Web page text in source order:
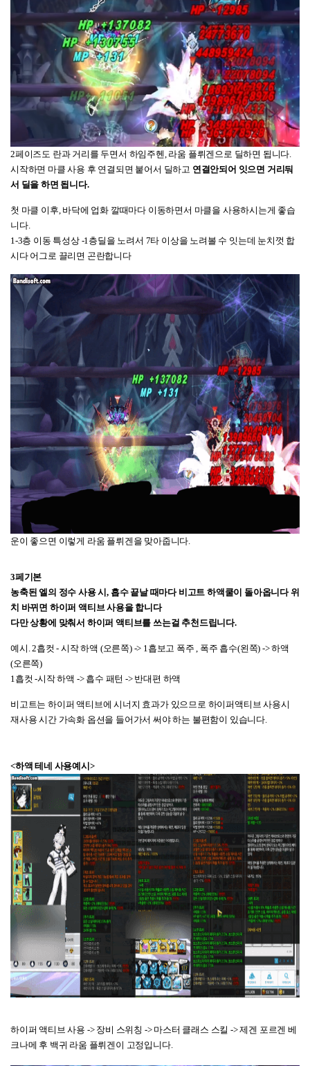
2페이즈도 란과 거리를 두면서 하임주헨, 라움 플뤼겐으로 딜하면 됩니다.
시작하면 마클 사용 후 연결되면 붙어서 딜하고 연결안되어 잇으면 거리둬
서 딜을 하면 됩니다.
첫 마클 이후, 바닥에 업화 깔때마다 이동하면서 마클을 사용하시는게 좋습
니다.
1-3층 이동 특성상 -1층딜을 노려서 7타 이상을 노려볼 수 잇는데 눈치껏 합
시다 어그로 끌리면 곤란합니다
운이 좋으면 이렇게 라움 플뤼겐을 맞아줍니다.
3페기본
농축된 엘의 정수 사용 시, 흡수 끝날 때마다 비고트 하액쿨이 돌아옵니다위
치 바뀌면 하이퍼 액티브 사용을 합니다
다만 상황에 맞춰서 하이퍼 액티브를 쓰는걸 추천드립니다.
예시. 2흡컷 - 시작 하액 (오른쪽) -> 1흡보고 폭주 , 폭주 흡수(왼쪽) -> 하액
(오른쪽)
1흡컷 -시작 하액 -> 흡수 패턴 -> 반대편 하액
비고트는 하이퍼 액티브에 시너지 효과가 있으므로 하이퍼액티브 사용시
재사용 시간 가속화 옵션을 들어가서 써야 하는 불편함이 있습니다.
<하액 테네 사용예시>
하이퍼 액티브 사용 -> 장비 스위칭 -> 마스터 클래스 스킬 -> 제겐 포르겐 베
크나메 후 백귀 라움 플뤼겐이 고정입니다.